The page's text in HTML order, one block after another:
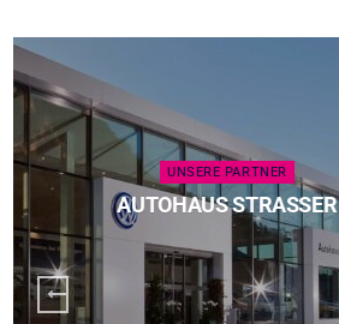
UNSERE PARTNER
AUTOHAUS STRASSER